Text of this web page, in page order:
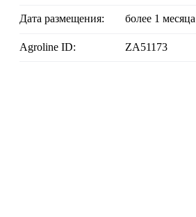
Дата размещения: более 1 месяца
Agroline ID: ZA51173